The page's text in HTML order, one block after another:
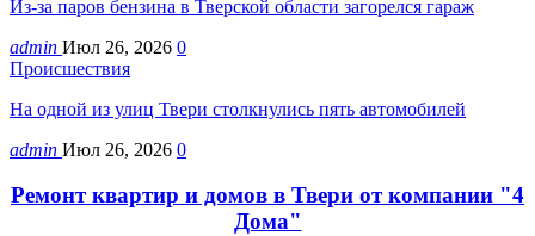
Из-за паров бензина в Тверской области загорелся гараж
admin Июл 26, 2026 0
Происшествия
На одной из улиц Твери столкнулись пять автомобилей
admin Июл 26, 2026 0
Ремонт квартир и домов в Твери от компании "4
Дома"